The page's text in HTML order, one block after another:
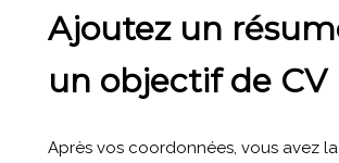
Ajoutez un
un objectif de CV
Après vos coordonnées, vous avez